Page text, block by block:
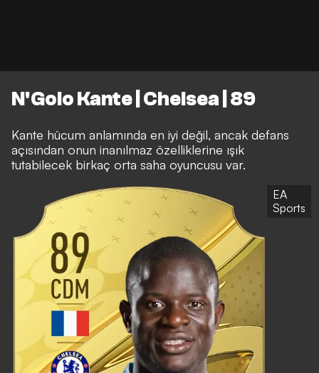
N'Golo Kante | Chelsea | 89
Kante hücum anlamında en iyi değil, ancak defans
açısından onun inanılmaz özelliklerine ışık
tutabilecek birkaç orta saha oyuncusu var.
EA
Sports